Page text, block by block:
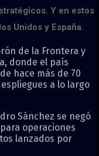
Y en estos
Unidos y España.
de la Frontera y
donde el país
hace más de 70
a lo largo
Sánchez se negó
operaciones
lanzados por